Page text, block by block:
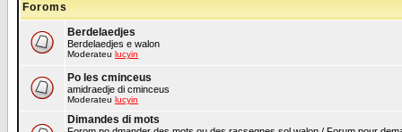
Foroms
Berdelaedjes
Berdelaedjes e walon
Moderateu lucyin
Po les cminceus
amidraedje di cminceus
Moderateu lucyin
Dimandes di mots